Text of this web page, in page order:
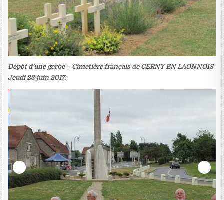
Dépôt d’une gerbe – Cimetière français de CERNY EN LAONNOIS
Jeudi 23 juin 2017.